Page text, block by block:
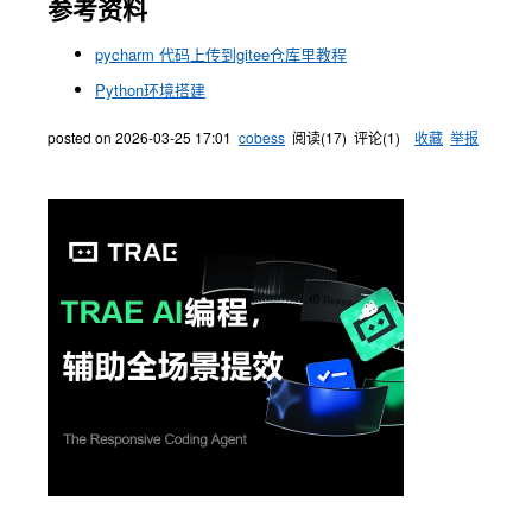
参考资料
pycharm 代码上传到gitee仓库里教程
Python环境搭建
posted on 2026-03-25 17:01 cobess 阅读(17) 评论(1) 收藏 举报